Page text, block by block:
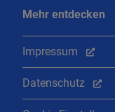
Mehr entdecken
Impressum
Datenschutz